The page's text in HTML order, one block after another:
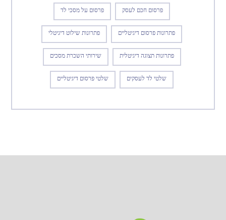
פרסום חכם לעסק פרסום על מסכי לד
פתרונות פרסום דיגיטליים פתרונות שילוט דיגיטלי
פתרונות תצוגה דיגיטלית שירותי השכרת מסכים
שלטי לד לעסקים שלטי פרסום דיגיטליים